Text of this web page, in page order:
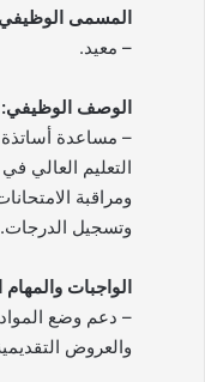
المسمى
– معيد.
الوصف الوظيفي:
– مساعدة
التعليم العالي
ومراقبة
وتسجيل الدرجات.
الواجبات والمهام
– دعم وضع المواد
والعروض